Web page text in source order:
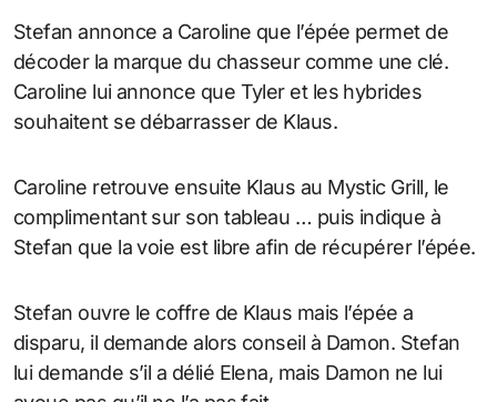
Stefan annonce a Caroline que l’épée permet de
décoder la marque du chasseur comme une clé.
Caroline lui annonce que Tyler et les hybrides
souhaitent se débarrasser de Klaus.
Caroline retrouve ensuite Klaus au Mystic Grill, le
complimentant sur son tableau … puis indique à
Stefan que la voie est libre afin de récupérer l’épée.
Stefan ouvre le coffre de Klaus mais l’épée a
disparu, il demande alors conseil à Damon. Stefan
lui demande s’il a délié Elena, mais Damon ne lui